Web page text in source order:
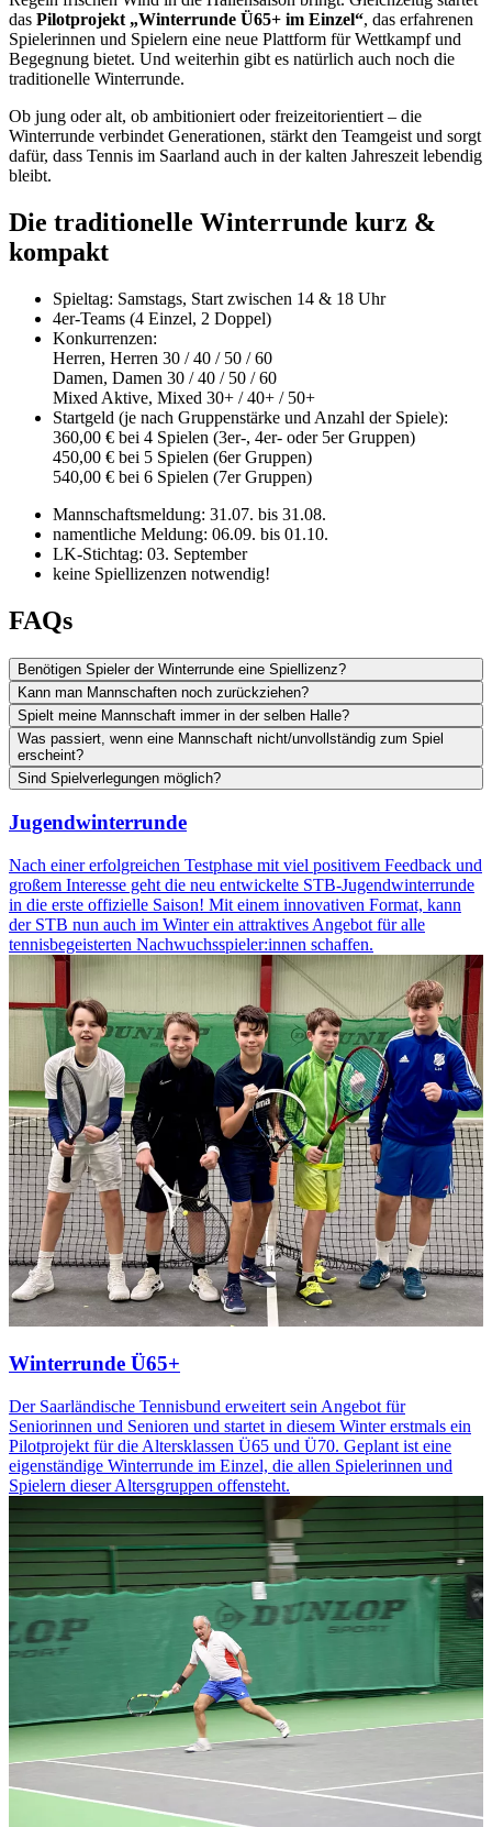
das Pilotprojekt „Winterrunde Ü65+ im Einzel“, das erfahrenen
Spielerinnen und Spielern eine neue Plattform für Wettkampf und
Begegnung bietet. Und weiterhin gibt es natürlich auch noch die
traditionelle Winterrunde.
Ob jung oder alt, ob ambitioniert oder freizeitorientiert – die
Winterrunde verbindet Generationen, stärkt den Teamgeist und sorgt
dafür, dass Tennis im Saarland auch in der kalten Jahreszeit lebendig
bleibt.
Die traditionelle Winterrunde kurz &
kompakt
Spieltag: Samstags, Start zwischen 14 & 18 Uhr
4er-Teams (4 Einzel, 2 Doppel)
Konkurrenzen:
Herren, Herren 30 / 40 / 50 / 60
Damen, Damen 30 / 40 / 50 / 60
Mixed Aktive, Mixed 30+ / 40+ / 50+
Startgeld (je nach Gruppenstärke und Anzahl der Spiele):
360,00 € bei 4 Spielen (3er-, 4er- oder 5er Gruppen)
450,00 € bei 5 Spielen (6er Gruppen)
540,00 € bei 6 Spielen (7er Gruppen)
Mannschaftsmeldung: 31.07. bis 31.08.
namentliche Meldung: 06.09. bis 01.10.
LK-Stichtag: 03. September
keine Spiellizenzen notwendig!
FAQs
Benötigen Spieler der Winterrunde eine Spiellizenz?
Kann man Mannschaften noch zurückziehen?
Spielt meine Mannschaft immer in der selben Halle?
Was passiert, wenn eine Mannschaft nicht/unvollständig zum Spiel
erscheint?
Sind Spielverlegungen möglich?
Jugendwinterrunde
Nach einer erfolgreichen Testphase mit viel positivem Feedback und
großem Interesse geht die neu entwickelte STB-Jugendwinterrunde
in die erste offizielle Saison! Mit einem innovativen Format, kann
der STB nun auch im Winter ein attraktives Angebot für alle
tennisbegeisterten Nachwuchsspieler:innen schaffen.
Winterrunde Ü65+
Der Saarländische Tennisbund erweitert sein Angebot für
Seniorinnen und Senioren und startet in diesem Winter erstmals ein
Pilotprojekt für die Altersklassen Ü65 und Ü70. Geplant ist eine
eigenständige Winterrunde im Einzel, die allen Spielerinnen und
Spielern dieser Altersgruppen offensteht.